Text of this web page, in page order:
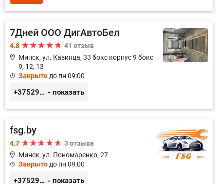
7Дней ООО ДигАвтоБел
4.8
41 отзыв
Минск, ул. Казинца, 33 бокс корпус 9 бокс
9, 12, 13
Закрытодо пн 09:00
+375296518100 - показать
fsg.by
4.7
3 отзыва
Минск, ул. Пономаренко, 27
Закрыто до пн 09:00
+375291882338 - показать